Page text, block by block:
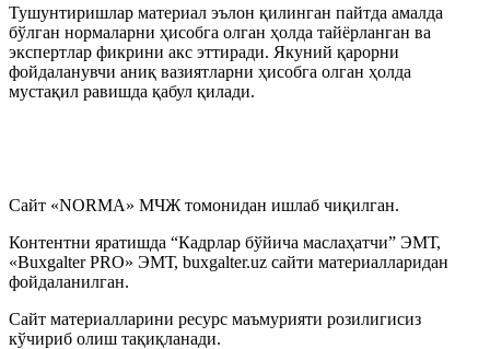
Тушунтиришлар материал эълон қилинган пайтда амалда
бўлган нормаларни ҳисобга олган ҳолда тайёрланган ва
экспертлар фикрини акс эттиради. Якуний қарорни
фойдаланувчи аниқ вазиятларни ҳисобга олган ҳолда
мустақил равишда қабул қилади.
Сайт «NORMA» МЧЖ томонидан ишлаб чиқилган.
Контентни яратишда “Кадрлар бўйича маслаҳатчи” ЭМТ,
«Buxgalter PRO» ЭМТ, buxgalter.uz сайти материалларидан
фойдаланилган.
Сайт материалларини ресурс маъмурияти розилигисиз
кўчириб олиш тақиқланади.